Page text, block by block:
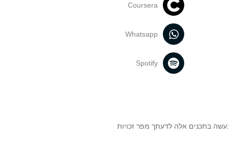
Coursera
Whatsapp
Spotify
בתכנים אלה לדעתך מפר זכויות